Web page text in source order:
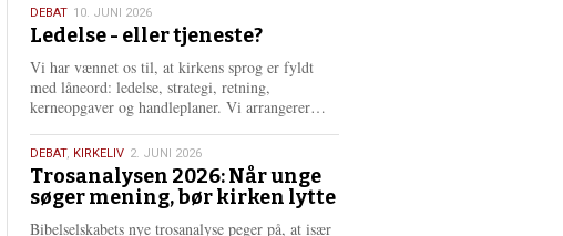
s
e
r
e
10.
juni
2026
DEBAT 10. JUNI 2026
Ledelse - eller tjeneste?
Vi har vænnet os til, at kirkens sprog er fyldt
med låneord: ledelse, strategi, retning,
kerneopgaver og handleplaner. Vi arrangerer…
r
e
2.
juni
2026
DEBAT, KIRKELIV 2. JUNI 2026
Trosanalysen 2026: Når unge
søger mening, bør kirken lytte
Bibelselskabets nye trosanalyse peger på, at især